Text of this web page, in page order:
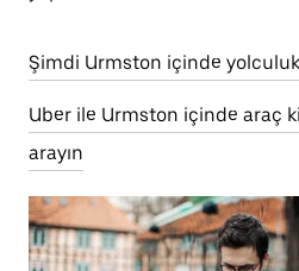
Şimdi Urmston içinde
Uber ile Urmston içinde araç
arayın